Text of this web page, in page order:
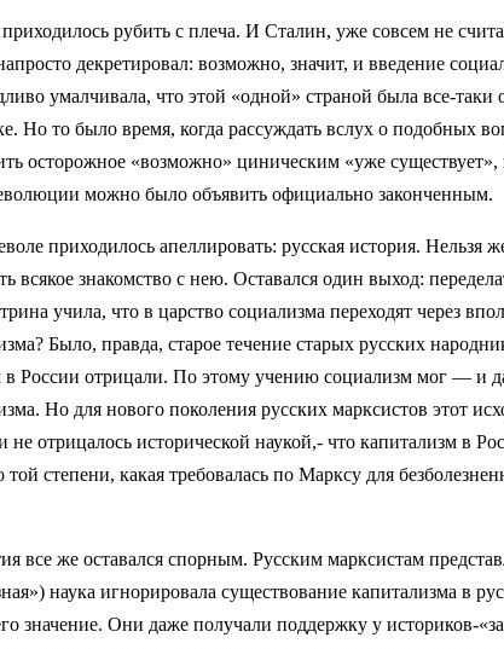
рубить с плеча. И Сталин, уже совсем не
декретировал: возможно, значит, и введение
умалчивала, что этой «одной» страной была все-таки
Но то было время, когда рассуждать вслух о подобных
осторожное «возможно» циническим «уже
можно было объявить официально законченным.
приходилось апеллировать: русская история. Нельзя
всякое знакомство с нею. Оставался один выход:
учила, что в царство социализма переходят через
Было, правда, старое течение старых русских
в России отрицали. По этому учению социализм мог — и
Но для нового поколения русских марксистов этот
отрицалось исторической наукой,- что капитализм в
степени, какая требовалась по Марксу для
все же оставался спорным. Русским марксистам
наука игнорировала существование капитализма в
значение. Они даже получали поддержку у историков-